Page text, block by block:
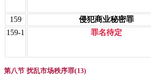
159 侵犯商业秘密罪
159-1
罪名待定
第八节 扰乱市场秩序罪(13)